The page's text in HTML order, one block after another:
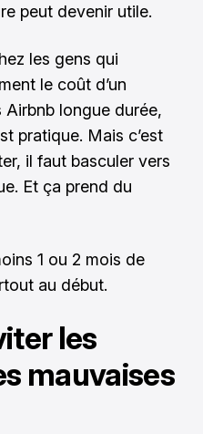
peut devenir utile.
les gens qui
le coût d’un
Airbnb longue durée,
pratique. Mais c’est
il faut basculer vers
Et ça prend du
1 ou 2 mois de
au début.
les
mauvaises